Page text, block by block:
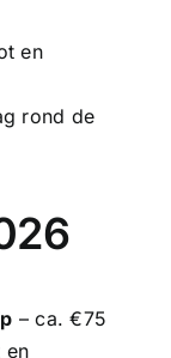
en
rond de
– ca. €75
en